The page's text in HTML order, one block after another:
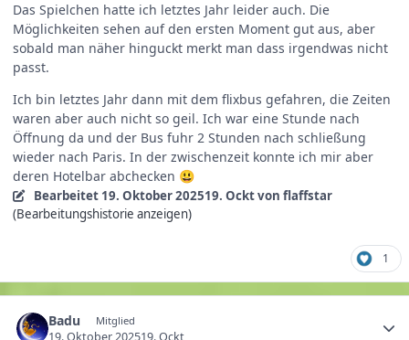
Das Spielchen hatte ich letztes Jahr leider auch. Die
Möglichkeiten sehen auf den ersten Moment gut aus, aber
sobald man näher hinguckt merkt man dass irgendwas nicht
passt.
Ich bin letztes Jahr dann mit dem flixbus gefahren, die Zeiten
waren aber auch nicht so geil. Ich war eine Stunde nach
Öffnung da und der Bus fuhr 2 Stunden nach schließung
wieder nach Paris. In der zwischenzeit konnte ich mir aber
deren Hotelbar abchecken 😃
Bearbeitet 19. Oktober 202519. Ocktvon flaffstar
(Bearbeitungshistorie anzeigen)
1
Badu Mitglied
19. Oktober 202519. Ockt